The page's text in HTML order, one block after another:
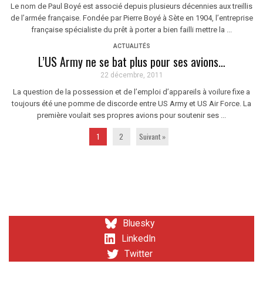
Le nom de Paul Boyé est associé depuis plusieurs décennies aux treillis
de l’armée française. Fondée par Pierre Boyé à Sète en 1904, l’entreprise
française spécialiste du prêt à porter a bien failli mettre la ...
ACTUALITÉS
L’US Army ne se bat plus pour ses avions…
22 décembre, 2011
La question de la possession et de l’emploi d’appareils à voilure fixe a
toujours été une pomme de discorde entre US Army et US Air Force. La
première voulait ses propres avions pour soutenir ses ...
1 2 Suivant »
Bluesky
LinkedIn
Twitter